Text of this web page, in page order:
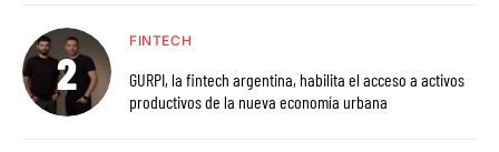
FINTECH
GURPI, la fintech argentina, habilita el acceso a activos
productivos de la nueva economía urbana